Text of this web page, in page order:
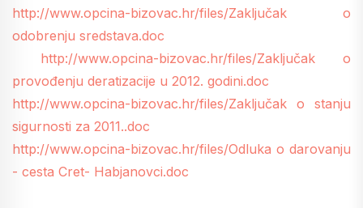
http://www.opcina-bizovac.hr/files/Zaključak o
odobrenju sredstava.doc
http://www.opcina-bizovac.hr/files/Zaključak o
provođenju deratizacije u 2012. godini.doc
http://www.opcina-bizovac.hr/files/Zaključak o stanju
sigurnosti za 2011..doc
http://www.opcina-bizovac.hr/files/Odluka o darovanju
- cesta Cret- Habjanovci.doc